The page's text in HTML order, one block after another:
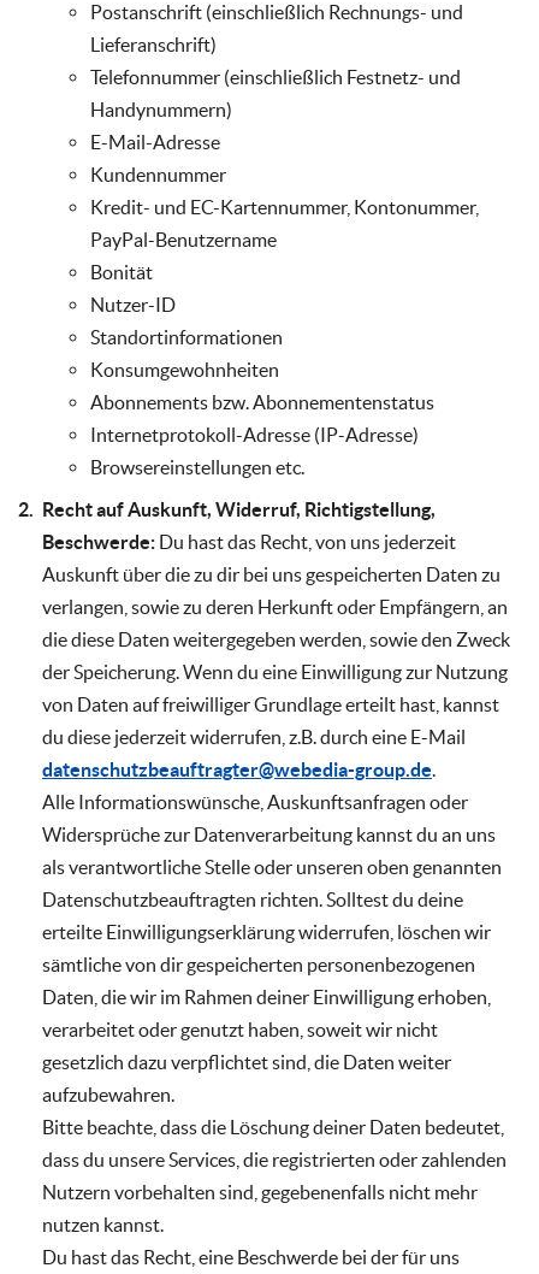
Postanschrift (einschließlich Rechnungs- und
Lieferanschrift)
Telefonnummer (einschließlich Festnetz- und
Handynummern)
E-Mail-Adresse
Kundennummer
Kredit- und EC-Kartennummer, Kontonummer,
PayPal-Benutzername
Bonität
Nutzer-ID
Standortinformationen
Konsumgewohnheiten
Abonnements bzw. Abonnementenstatus
Internetprotokoll-Adresse (IP-Adresse)
Browsereinstellungen etc.
Recht auf Auskunft, Widerruf, Richtigstellung,
Beschwerde: Du hast das Recht, von uns jederzeit
Auskunft über die zu dir bei uns gespeicherten Daten zu
verlangen, sowie zu deren Herkunft oder Empfängern, an
die diese Daten weitergegeben werden, sowie den Zweck
der Speicherung. Wenn du eine Einwilligung zur Nutzung
von Daten auf freiwilliger Grundlage erteilt hast, kannst
du diese jederzeit widerrufen, z.B. durch eine E-Mail
datenschutzbeauftragter@webedia-group.de.
Alle Informationswünsche, Auskunftsanfragen oder
Widersprüche zur Datenverarbeitung kannst du an uns
als verantwortliche Stelle oder unseren oben genannten
Datenschutzbeauftragten richten. Solltest du deine
erteilte Einwilligungserklärung widerrufen, löschen wir
sämtliche von dir gespeicherten personenbezogenen
Daten, die wir im Rahmen deiner Einwilligung erhoben,
verarbeitet oder genutzt haben, soweit wir nicht
gesetzlich dazu verpflichtet sind, die Daten weiter
aufzubewahren.
Bitte beachte, dass die Löschung deiner Daten bedeutet,
dass du unsere Services, die registrierten oder zahlenden
Nutzern vorbehalten sind, gegebenenfalls nicht mehr
nutzen kannst.
Du hast das Recht, eine Beschwerde bei der für uns